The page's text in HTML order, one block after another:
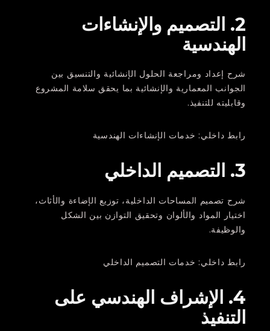
2. التصميم والإنشاءات
الهندسية
شرح إعداد ومراجعة الحلول الإنشائية والتنسيق بين
الجوانب المعمارية والإنشائية بما يحقق سلامة المشروع
وقابليته للتنفيذ.
رابط داخلي: خدمات الإنشاءات الهندسية
3. التصميم الداخلي
شرح تصميم المساحات الداخلية، توزيع الإضاءة والأثاث،
اختيار المواد والألوان وتحقيق التوازن بين الشكل
والوظيفة.
رابط داخلي: خدمات التصميم الداخلي
4. الإشراف الهندسي على
التنفيذ